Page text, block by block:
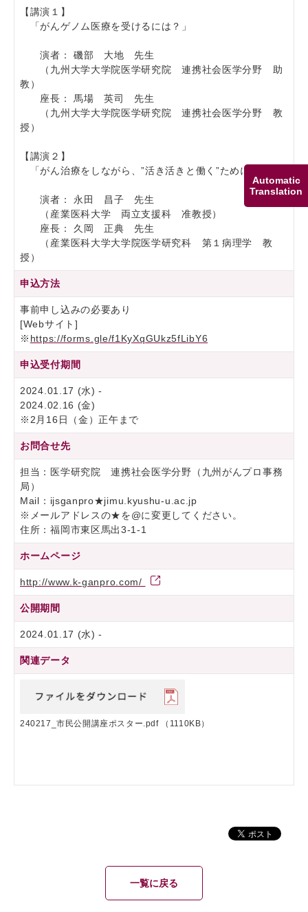
Automatic
Translation
【講演１】
「がんゲノム医療を受けるには？」
演者： 磯部 大地 先生
（九州大学大学院医学研究院 連携社会医学分野 助
教）
座長： 馬場 英司 先生
（九州大学大学院医学研究院 連携社会医学分野 教
授）
【講演２】
「がん治療をしながら、”活き活きと働く”ために」
演者： 永田 昌子 先生
（産業医科大学 両立支援科 准教授）
座長： 久岡 正典 先生
（産業医科大学大学院医学研究科 第１病理学 教
授）
申込方法
事前申し込みの必要あり
[Webサイト]
※ https://forms.gle/f1KyXqGUkz5fLibY6
申込受付期間
2024.01.17 (水) -
2024.02.16 (金)
※2月16日（金）正午まで
お問合せ先
担当：医学研究院 連携社会医学分野（九州がんプロ事務
局）
Mail：ijsganpro★jimu.kyushu-u.ac.jp
※メールアドレスの★を@に変更してください。
住所：福岡市東区馬出3-1-1
ホームページ
http://www.k-ganpro.com/
公開期間
2024.01.17 (水) -
関連データ
240217_市民公開講座ポスター.pdf （1110KB）
一覧に戻る